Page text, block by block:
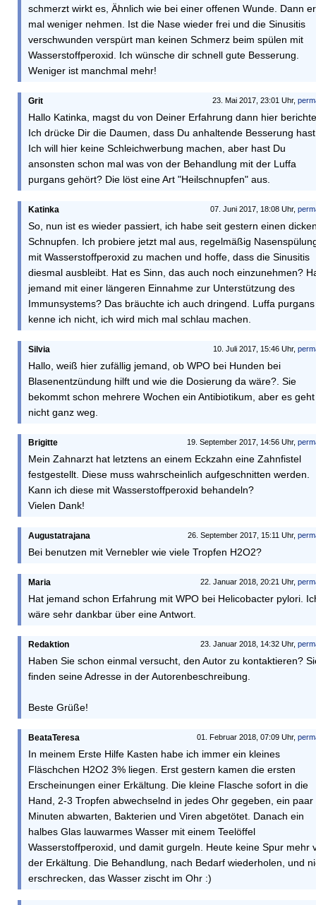
schmerzt wirkt es, Ähnlich wie bei einer offenen Wunde. Dann
mal weniger nehmen. Ist die Nase wieder frei und die Sinusitis
verschwunden verspürt man keinen Schmerz beim spülen mit
Wasserstoffperoxid. Ich wünsche dir schnell gute Besserung.
Weniger ist manchmal mehr!
23. Mai 2017, 23:01 Uhr,
Grit
Hallo Katinka, magst du von Deiner Erfahrung dann hier
Ich drücke Dir die Daumen, dass Du anhaltende Besserung
Ich will hier keine Schleichwerbung machen, aber hast Du
ansonsten schon mal was von der Behandlung mit der Luffa
purgans gehört? Die löst eine Art "Heilschnupfen" aus.
07. Juni 2017, 18:08 Uhr,
Katinka
So, nun ist es wieder passiert, ich habe seit gestern einen
Schnupfen. Ich probiere jetzt mal aus, regelmäßig
mit Wasserstoffperoxid zu machen und hoffe, dass die Sinusitis
diesmal ausbleibt. Hat es Sinn, das auch noch einzunehmen?
jemand mit einer längeren Einnahme zur Unterstützung des
Immunsystems? Das bräuchte ich auch dringend. Luffa purgans
kenne ich nicht, ich wird mich mal schlau machen.
10. Juli 2017, 15:46 Uhr,
Silvia
Hallo, weiß hier zufällig jemand, ob WPO bei Hunden bei
Blasenentzündung hilft und wie die Dosierung da wäre?. Sie
bekommt schon mehrere Wochen ein Antibiotikum, aber es geht
nicht ganz weg.
19. September 2017, 14:56 Uhr,
Brigitte
Mein Zahnarzt hat letztens an einem Eckzahn eine Zahnfistel
festgestellt. Diese muss wahrscheinlich aufgeschnitten werden.
Kann ich diese mit Wasserstoffperoxid behandeln?
Vielen Dank!
26. September 2017, 15:11 Uhr,
Augustatrajana
Bei benutzen mit Vernebler wie viele Tropfen H2O2?
22. Januar 2018, 20:21 Uhr,
Maria
Hat jemand schon Erfahrung mit WPO bei Helicobacter pylori.
wäre sehr dankbar über eine Antwort.
23. Januar 2018, 14:32 Uhr,
Redaktion
Haben Sie schon einmal versucht, den Autor zu kontaktieren?
finden seine Adresse in der Autorenbeschreibung.
Beste Grüße!
01. Februar 2018, 07:09 Uhr,
BeataTeresa
In meinem Erste Hilfe Kasten habe ich immer ein kleines
Fläschchen H2O2 3% liegen. Erst gestern kamen die ersten
Erscheinungen einer Erkältung. Die kleine Flasche sofort in die
Hand, 2-3 Tropfen abwechselnd in jedes Ohr gegeben, ein paar
Minuten abwarten, Bakterien und Viren abgetötet. Danach ein
halbes Glas lauwarmes Wasser mit einem Teelöffel
Wasserstoffperoxid, und damit gurgeln. Heute keine Spur mehr
der Erkältung. Die Behandlung, nach Bedarf wiederholen, und
erschrecken, das Wasser zischt im Ohr :)